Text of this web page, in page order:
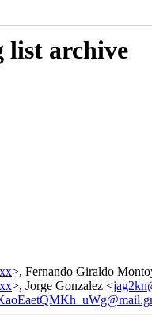
list archive
>, Fernando Giraldo
>, Jorge Gonzalez <